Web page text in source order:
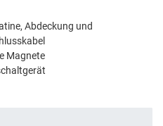
Abdeckung und
Magnete